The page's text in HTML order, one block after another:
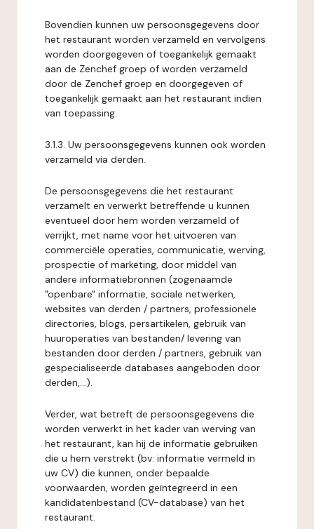
Bovendien kunnen uw persoonsgegevens door
het restaurant worden verzameld en vervolgens
worden doorgegeven of toegankelijk gemaakt
aan de Zenchef groep of worden verzameld
door de Zenchef groep en doorgegeven of
toegankelijk gemaakt aan het restaurant indien
van toepassing.
3.1.3. Uw persoonsgegevens kunnen ook worden
verzameld via derden.
De persoonsgegevens die het restaurant
verzamelt en verwerkt betreffende u kunnen
eventueel door hem worden verzameld of
verrijkt, met name voor het uitvoeren van
commerciële operaties, communicatie, werving,
prospectie of marketing, door middel van
andere informatiebronnen (zogenaamde
"openbare" informatie, sociale netwerken,
websites van derden / partners, professionele
directories, blogs, persartikelen, gebruik van
huuroperaties van bestanden/ levering van
bestanden door derden / partners, gebruik van
gespecialiseerde databases aangeboden door
derden,...).
Verder, wat betreft de persoonsgegevens die
worden verwerkt in het kader van werving van
het restaurant, kan hij de informatie gebruiken
die u hem verstrekt (bv: informatie vermeld in
uw CV) die kunnen, onder bepaalde
voorwaarden, worden geïntegreerd in een
kandidatenbestand (CV-database) van het
restaurant.